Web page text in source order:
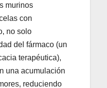
murinos
con
no solo
del fármaco (un
terapéutica),
una acumulación
reduciendo